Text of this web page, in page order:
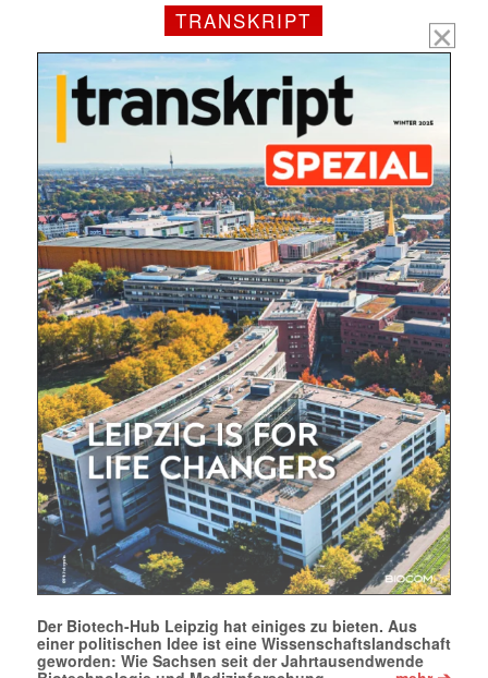
Mail
(erforderlich)
TRANSKRIPT
Der Biotech-Hub Leipzig hat einiges zu bieten. Aus
einer politischen Idee ist eine Wissenschaftslandschaft
geworden: Wie Sachsen seit der Jahrtausendwende